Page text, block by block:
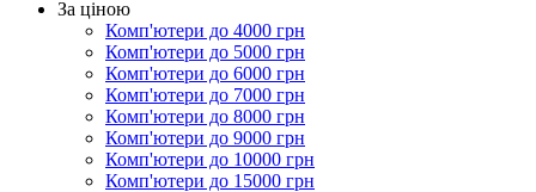
За ціною
Комп'ютери до 4000 грн
Комп'ютери до 5000 грн
Комп'ютери до 6000 грн
Комп'ютери до 7000 грн
Комп'ютери до 8000 грн
Комп'ютери до 9000 грн
Комп'ютери до 10000 грн
Комп'ютери до 15000 грн